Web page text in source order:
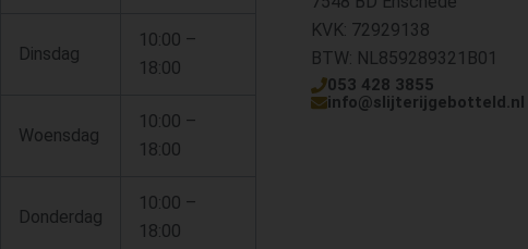
Dinsdag
10:00 –
18:00
Woensdag
10:00 –
18:00
Donderdag
10:00 –
18:00
KVK: 72929138
BTW: NL859289321B01
053 428 3855
info@slijterijgebotteld.nl